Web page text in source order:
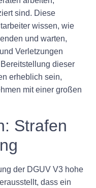
sind. Diese
wissen, wie
und warten,
Verletzungen
dieser
erheblich sein,
mit einer großen
Strafen
der DGUV V3 hohe
dass ein